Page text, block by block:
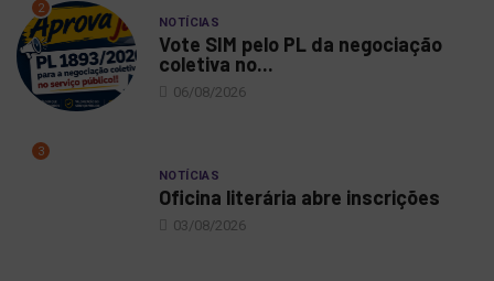
2
NOTÍCIAS
Vote SIM pelo PL da negociação
coletiva no...
06/08/2026
3
NOTÍCIAS
Oficina literária abre inscrições
03/08/2026